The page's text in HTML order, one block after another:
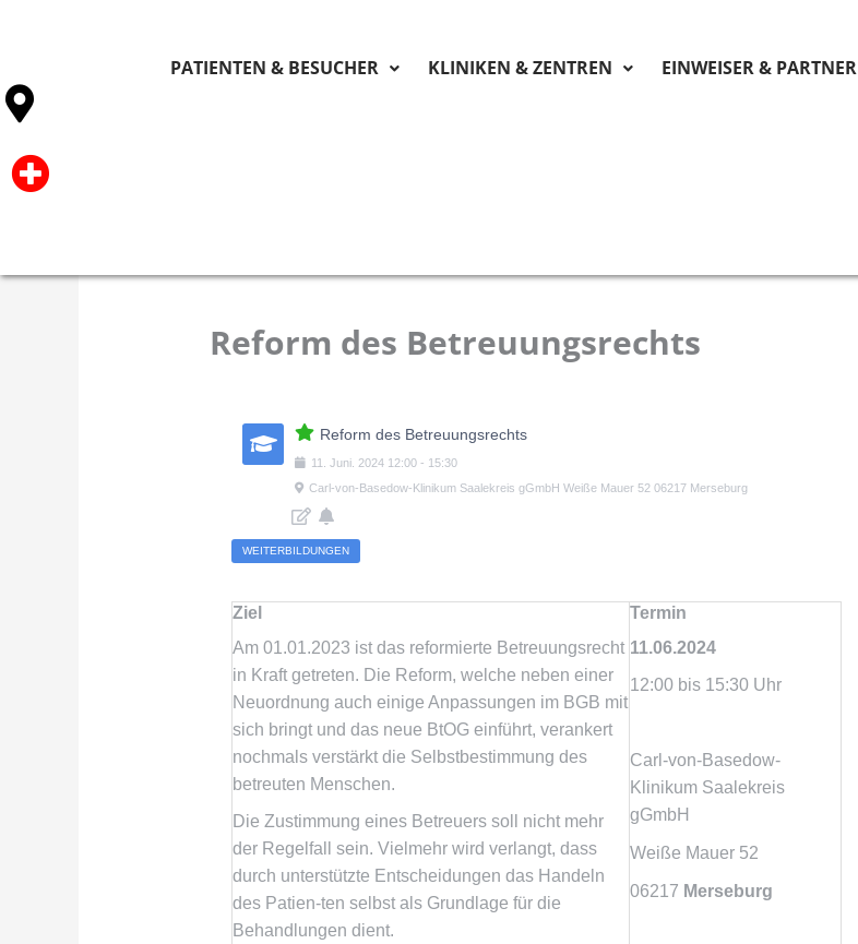
PATIENTEN & BESUCHER KLINIKEN & ZENTREN EINWEISER & PARTNER
Reform des Betreuungsrechts
Reform des Betreuungsrechts
11 .Juni 2024 12:00 - 15:30
Carl-von-Basedow-Klinikum Saalekreis gGmbH Weiße Mauer 52 06217 Merseburg
WEITERBILDUNGEN
Ziel
Am 01.01.2023 ist das reformierte Betreuungsrecht
in Kraft getreten. Die Reform, welche neben einer
Neuordnung auch einige Anpassungen im BGB mit
sich bringt und das neue BtOG einführt, verankert
nochmals verstärkt die Selbstbestimmung des
betreuten Menschen.
Die Zustimmung eines Betreuers soll nicht mehr
der Regelfall sein. Vielmehr wird verlangt, dass
durch unterstützte Entscheidungen das Handeln
des Patien-ten selbst als Grundlage für die
Behandlungen dient.
Termin
11.06.2024
12:00 bis 15:30 Uhr
Carl-von-Basedow-
Klinikum Saalekreis
gGmbH
Weiße Mauer 52
06217 Merseburg